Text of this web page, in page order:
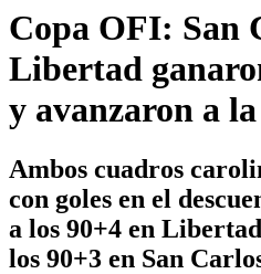
Copa OFI: San
Libertad
y avanzaron a
Ambos cuadros
con goles en el
a los 90+4 en
los 90+3 en San